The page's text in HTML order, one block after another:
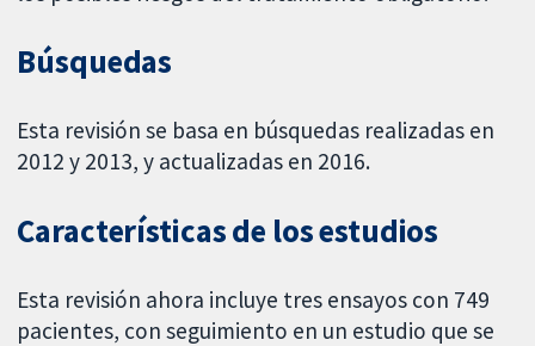
Búsquedas
Esta revisión se basa en búsquedas realizadas en
2012 y 2013, y actualizadas en 2016.
Características de los estudios
Esta revisión ahora incluye tres ensayos con 749
pacientes, con seguimiento en un estudio que se